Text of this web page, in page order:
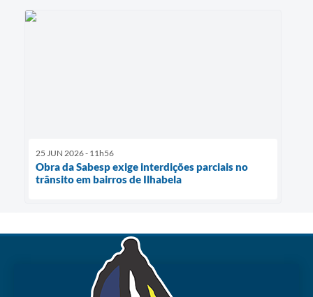
25 JUN 2026 - 11h56
Obra da Sabesp exige interdições parciais no
trânsito em bairros de Ilhabela